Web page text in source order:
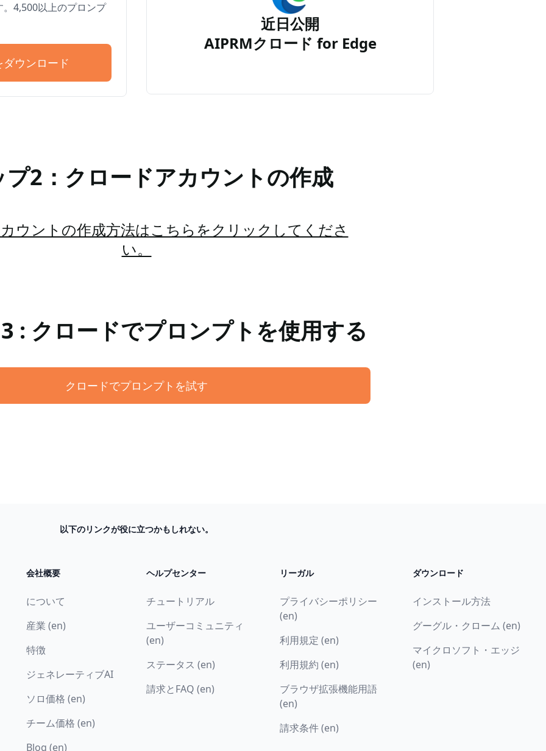
4,500以上のプロンプ
ウンロード
近日公開
AIPRMクロード for Edge
2：クロードアカウントの作成
ウントの作成方法はこちらをクリックしてくださ
い。
: クロードでプロンプトを使用する
クロードでプロンプトを試す
以下のリンクが役に立つかもしれない。
会社概要
について
産業 (en)
特徴
ジェネレーティブAI
ソロ価格 (en)
チーム価格 (en)
Blog (en)
ヘルプセンター
チュートリアル
ユーザーコミュニティ
(en)
ステータス (en)
請求とFAQ (en)
リーガル
プライバシーポリシー
(en)
利用規定 (en)
利用規約 (en)
ブラウザ拡張機能用語
(en)
請求条件 (en)
ダウンロード
インストール方法
グーグル・クローム (en)
マイクロソフト・エッジ
(en)